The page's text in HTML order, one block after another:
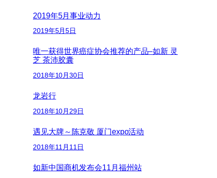
2019年5月事业动力
2019年5月5日
唯一获得世界癌症协会推荐的产品–如新 灵
芝 茶沛胶囊
2018年10月30日
龙岩行
2018年10月29日
遇见大牌～陈克敬 厦门expo活动
2018年11月11日
如新中国商机发布会11月福州站